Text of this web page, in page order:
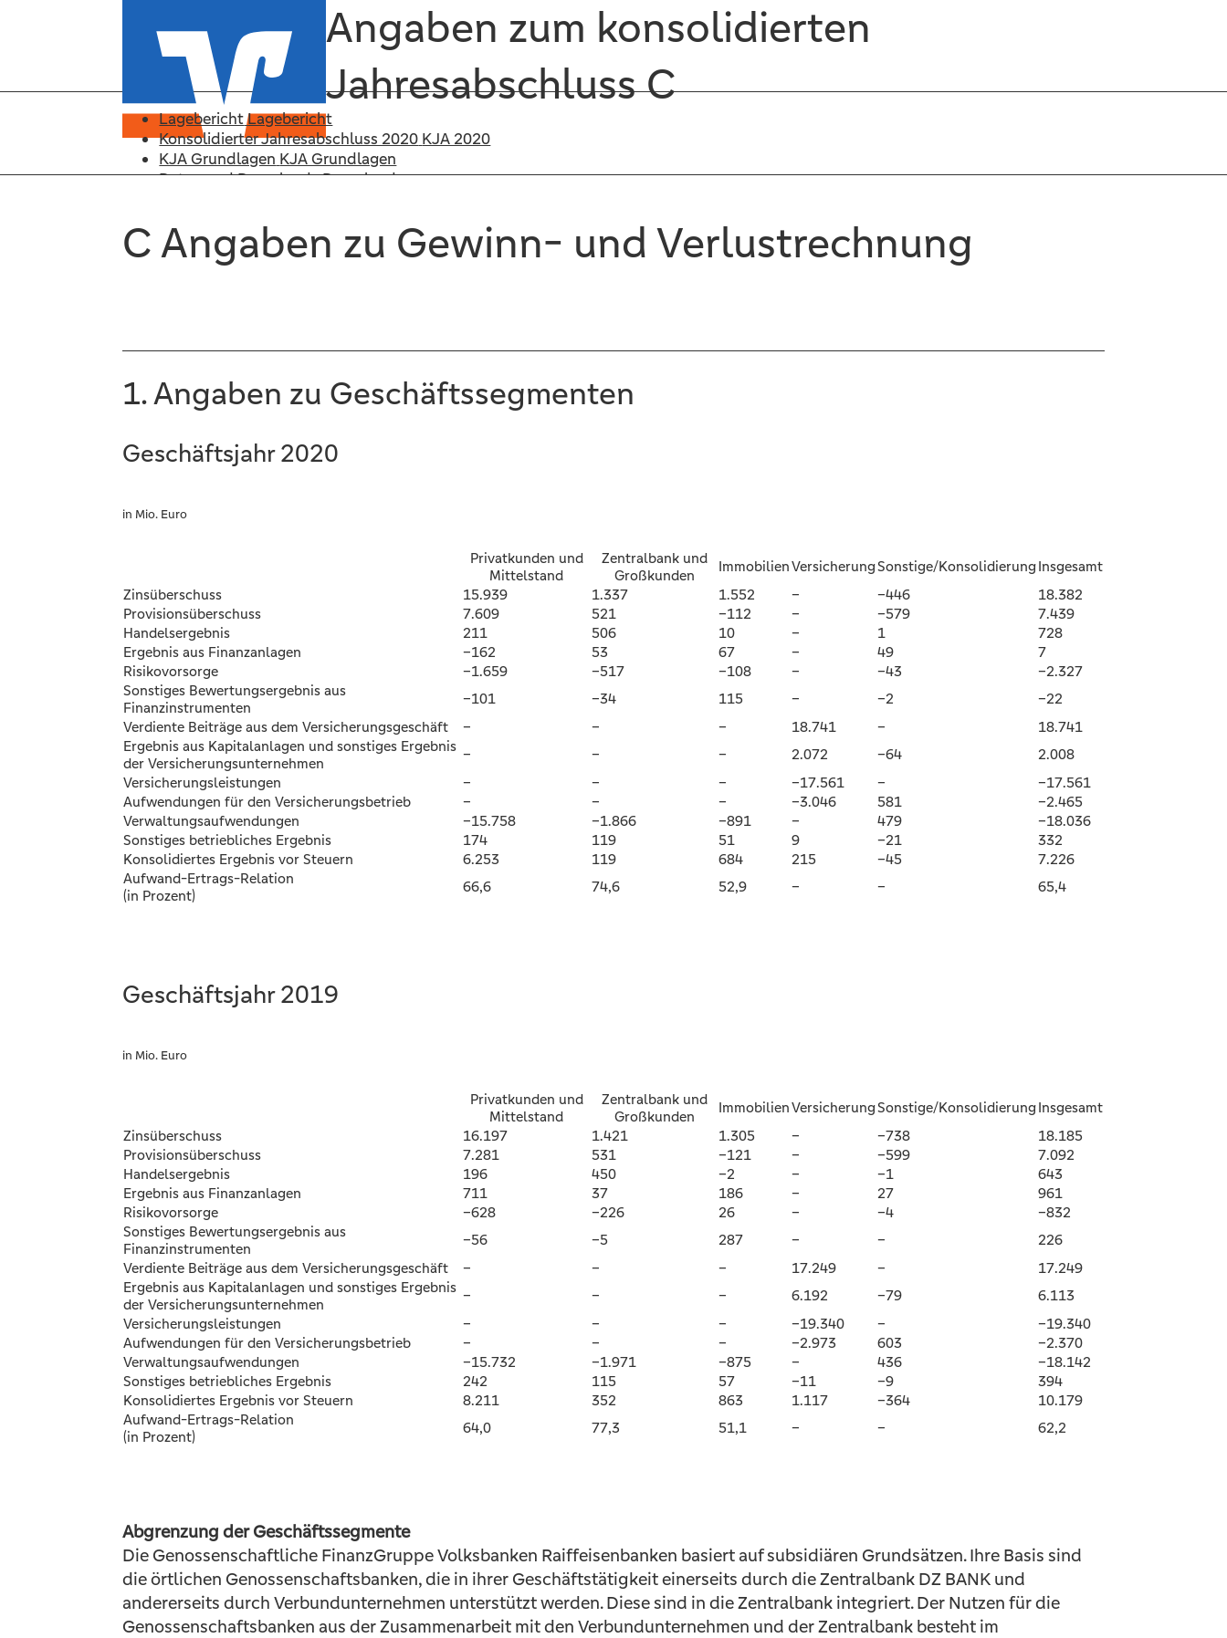
Angaben zum konsolidierten
Jahresabschluss C
LageberichtLagebericht
Konsolidierter Jahresabschluss 2020 KJA 2020
KJA Grundlagen KJA Grundlagen
Daten und DownloadsDownloads
KJA 2020
Downloads
C Angaben zu Gewinn- und Verlustrechnung
1. Angaben zu Geschäftssegmenten
Geschäftsjahr 2020
in Mio. Euro
Privatkunden und
Mittelstand
Zentralbank und
Großkunden
ImmobilienVersicherungSonstige/KonsolidierungInsgesamt
Zinsüberschuss
15.939 1.337 1.552 – –446
18.382
Provisionsüberschuss
7.609 521 –112 – –579
7.439
Handelsergebnis
211 506 10 – 1
728
Ergebnis aus Finanzanlagen
–162 53 67 – 49
7
Risikovorsorge
–1.659 –517 –108 – –43
–2.327
Sonstiges Bewertungsergebnis aus
Finanzinstrumenten
–101 –34 115 – –2
–22
Verdiente Beiträge aus dem Versicherungsgeschäft
– – – 18.741 –
18.741
Ergebnis aus Kapitalanlagen und sonstiges Ergebnis
der Versicherungsunternehmen
– – – 2.072 –64
2.008
Versicherungsleistungen
– – – –17.561 –
–17.561
Aufwendungen für den Versicherungsbetrieb
– – – –3.046 581
–2.465
Verwaltungsaufwendungen
–15.758 –1.866 –891 – 479
–18.036
Sonstiges betriebliches Ergebnis
174 119 51 9 –21
332
Konsolidiertes Ergebnis vor Steuern
6.253 119 684 215 –45
7.226
Aufwand-Ertrags-Relation
(in Prozent)
66,6 74,6 52,9 – – 65,4
Geschäftsjahr 2019
in Mio. Euro
Privatkunden und
Mittelstand
Zentralbank und
Großkunden
ImmobilienVersicherungSonstige/KonsolidierungInsgesamt
Zinsüberschuss
16.197 1.421 1.305 – –738
18.185
Provisionsüberschuss
7.281 531 –121 – –599
7.092
Handelsergebnis
196 450 –2 – –1
643
Ergebnis aus Finanzanlagen
711 37 186 – 27
961
Risikovorsorge
–628 –226 26 – –4
–832
Sonstiges Bewertungsergebnis aus
Finanzinstrumenten
–56 –5 287 – –
226
Verdiente Beiträge aus dem Versicherungsgeschäft
– – – 17.249 –
17.249
Ergebnis aus Kapitalanlagen und sonstiges Ergebnis
der Versicherungsunternehmen
– – – 6.192 –79
6.113
Versicherungsleistungen
– – – –19.340 –
–19.340
Aufwendungen für den Versicherungsbetrieb
– – – –2.973 603
–2.370
Verwaltungsaufwendungen
–15.732 –1.971 –875 – 436
–18.142
Sonstiges betriebliches Ergebnis
242 115 57 –11 –9
394
Konsolidiertes Ergebnis vor Steuern
8.211 352 863 1.117 –364
10.179
Aufwand-Ertrags-Relation
(in Prozent)
64,0 77,3 51,1 – – 62,2
Abgrenzung der Geschäftssegmente
Die Genossenschaftliche FinanzGruppe Volksbanken Raiffeisenbanken basiert auf subsidiären Grundsätzen. Ihre Basis sind
die örtlichen Genossenschaftsbanken, die in ihrer Geschäftstätigkeit einerseits durch die Zentralbank DZ BANK und
andererseits durch Verbundunternehmen unterstützt werden. Diese sind in die Zentralbank integriert. Der Nutzen für die
Genossenschaftsbanken aus der Zusammenarbeit mit den Verbundunternehmen und der Zentralbank besteht im